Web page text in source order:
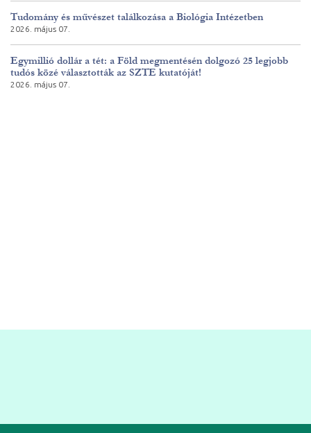
Tudomány és művészet találkozása a Biológia Intézetben
2026. május 07.
Egymillió dollár a tét: a Föld megmentésén dolgozó 25 legjobb
tudós közé választották az SZTE kutatóját!
2026. május 07.